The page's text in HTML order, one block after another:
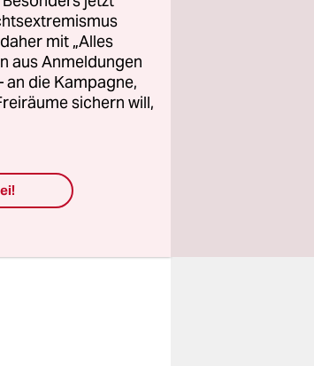
mit „Alles
aus Anmeldungen
an die Kampagne,
sichern will,